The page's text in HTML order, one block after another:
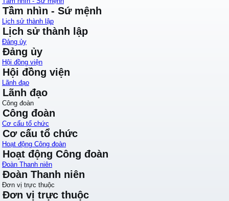
Tầm nhìn - Sứ mệnh
Lịch sử thành lập
Lịch sử thành lập
Đảng ủy
Đảng ủy
Hội đồng viện
Hội đồng viện
Lãnh đạo
Lãnh đạo
Công đoàn
Công đoàn
Cơ cấu tổ chức
Cơ cấu tổ chức
Hoạt động Công đoàn
Hoạt động Công đoàn
Đoàn Thanh niên
Đoàn Thanh niên
Đơn vị trực thuộc
Đơn vị trực thuộc